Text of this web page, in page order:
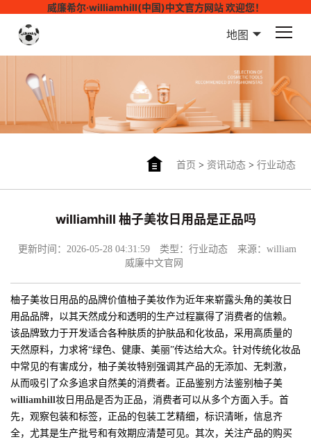
威廉希尔·williamhill(中国)中文官方网站 欢迎您！
地图
首页 > 资讯动态> 行业动态
williamhill 柚子美妆日用品是正品吗
更新时间：2026-05-28 04:31:59 类型：行业动态
来源：william
威廉中文官网
柚子美妆日用品的品牌价值柚子美妆作为近年来崭露头角的美妆日
用品品牌，以其天然成分和透明的生产过程赢得了消费者的信赖。
该品牌致力于开发适合各种肤质的护肤品和化妆品，采用高质量的
天然原料，力求将“绿色、健康、美丽”传达给大众。针对传统化妆品
中常见的有害成分，柚子美妆特别强调其产品的无添加、无刺激，
从而吸引了众多追求自然美的消费者。正品鉴别方法鉴别柚子美
williamhill妆日用品是否为正品，消费者可以从多个方面入手。首
先，观察包装和标签，正品的包装工艺精细，标识清晰，信息齐
全，尤其是生产批号和有效期应清楚可见。其次，关注产品的购买